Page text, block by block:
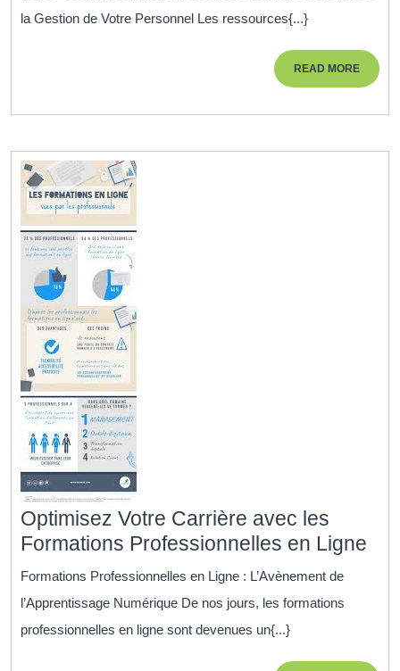
Personnel
Humaines
la Gestion de Votre Personnel Les ressources{...}
READ MOREREAD
MORE
Optimisez Votre Carrière avec les
Formations Professionnelles en Ligne
Formations Professionnelles en Ligne : L’Avènement de
l’Apprentissage Numérique De nos jours, les formations
professionnelles en ligne sont devenues un{...}